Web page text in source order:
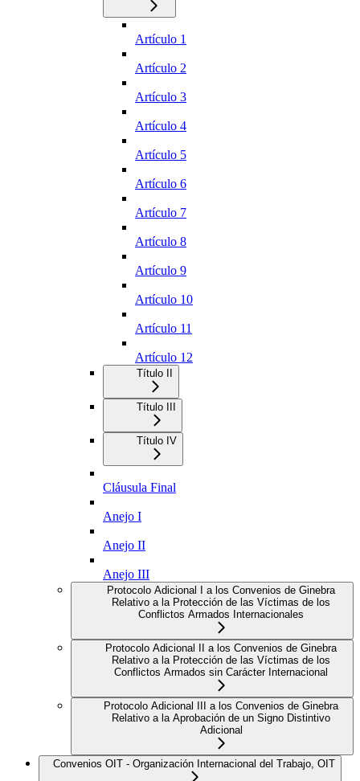
Artículo 1
Artículo 2
Artículo 3
Artículo 4
Artículo 5
Artículo 6
Artículo 7
Artículo 8
Artículo 9
Artículo 10
Artículo 11
Artículo 12
Título II
Título III
Título IV
Cláusula Final
Anejo I
Anejo II
Anejo III
Protocolo Adicional I a los Convenios de Ginebra
Relativo a la Protección de las Víctimas de los
Conflictos Armados Internacionales
Protocolo Adicional II a los Convenios de Ginebra
Relativo a la Protección de las Víctimas de los
Conflictos Armados sin Carácter Internacional
Protocolo Adicional III a los Convenios de Ginebra
Relativo a la Aprobación de un Signo Distintivo
Adicional
Convenios OIT - Organización Internacional del Trabajo, OIT